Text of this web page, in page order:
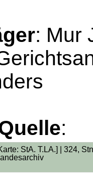
: Mur
:
StA. T.LA.] | 324,